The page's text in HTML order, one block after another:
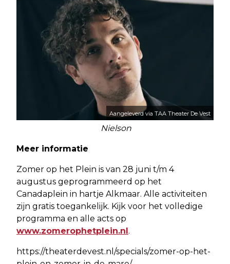
Aangeleverd via TAA Theater De Vest
Nielson
Meer informatie
Zomer op het Plein is van 28 juni t/m 4
augustus geprogrammeerd op het
Canadaplein in hartje Alkmaar. Alle activiteiten
zijn gratis toegankelijk. Kijk voor het volledige
programma en alle acts op
www.zomerophetplein.nl.
https://theaterdevest.nl/specials/zomer-op-het-